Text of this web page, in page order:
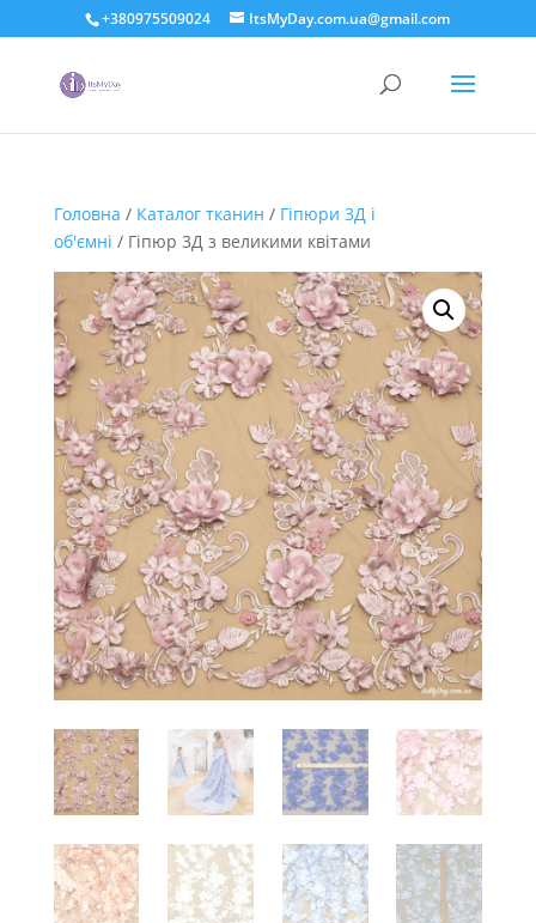
+380975509024 ItsMyDay.com.ua@gmail.com
Головна / Каталог тканин / Гіпюри 3Д і
об'ємні / Гіпюр 3Д з великими квітами